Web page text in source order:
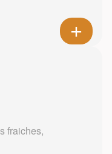
fraiches,